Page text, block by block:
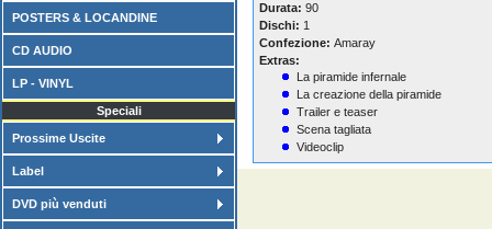
POSTERS & LOCANDINE
CD AUDIO
LP - VINYL
Speciali
Prossime Uscite
Label
DVD più venduti
Durata: 90
Dischi: 1
Confezione: Amaray
Extras:
La piramide infernale
La creazione della piramide
Trailer e teaser
Scena tagliata
Videoclip